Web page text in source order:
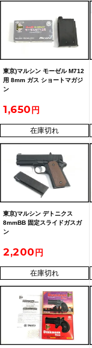
東京)マルシン モーゼル M712
用 8mm ガス ショートマガジ
ン
1,650
在庫切れ
東京)マルシン デトニクス
8mmBB 固定スライドガスガ
ン
2,200
在庫切れ